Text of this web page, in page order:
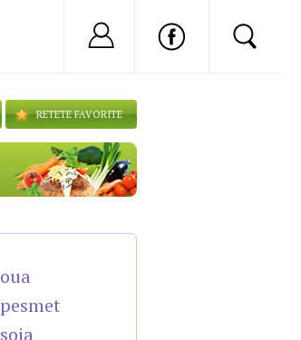
RETETE FAVORITE
oua
pesmet
soia
Nu ai cont?